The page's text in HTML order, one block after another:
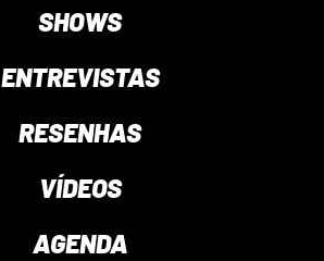
SHOWS
ENTREVISTAS
RESENHAS
VÍDEOS
AGENDA